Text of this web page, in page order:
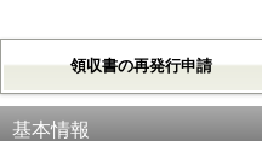
領収書の再発行申請
基本情報